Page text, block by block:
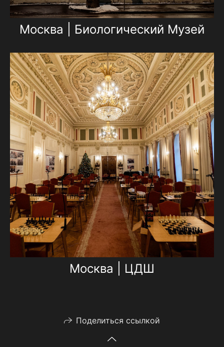
Москва | Биологический Музей
Москва | ЦДШ
Поделиться ссылкой